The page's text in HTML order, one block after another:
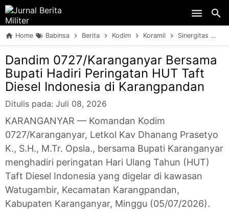
Home Babinsa Berita Kodim Koramil Sinergitas
Dandim 0727/Karanganyar Bersama
Bupati Hadiri Peringatan HUT Taft
Diesel Indonesia di Karangpandan
Ditulis pada: Juli 08, 2026
KARANGANYAR — Komandan Kodim
0727/Karanganyar, Letkol Kav Dhanang Prasetyo
K., S.H., M.Tr. Opsla., bersama Bupati Karanganyar
menghadiri peringatan Hari Ulang Tahun (HUT)
Taft Diesel Indonesia yang digelar di kawasan
Watugambir, Kecamatan Karangpandan,
Kabupaten Karanganyar, Minggu (05/07/2026).